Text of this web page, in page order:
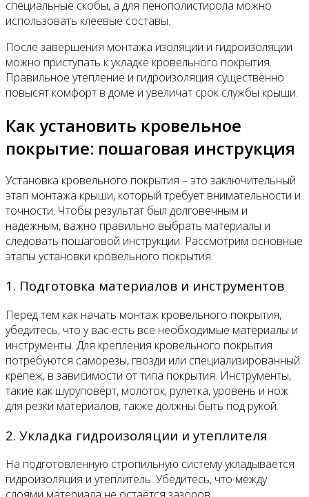
специальные скобы, а для пенополистирола можно
использовать клеевые составы.
После завершения монтажа изоляции и гидроизоляции
можно приступать к укладке кровельного покрытия.
Правильное утепление и гидроизоляция существенно
повысят комфорт в доме и увеличат срок службы крыши.
Как установить кровельное
покрытие: пошаговая инструкция
Установка кровельного покрытия – это заключительный
этап монтажа крыши, который требует внимательности и
точности. Чтобы результат был долговечным и
надежным, важно правильно выбрать материалы и
следовать пошаговой инструкции. Рассмотрим основные
этапы установки кровельного покрытия.
1. Подготовка материалов и инструментов
Перед тем как начать монтаж кровельного покрытия,
убедитесь, что у вас есть все необходимые материалы и
инструменты. Для крепления кровельного покрытия
потребуются саморезы, гвозди или специализированный
крепеж, в зависимости от типа покрытия. Инструменты,
такие как шуруповёрт, молоток, рулетка, уровень и нож
для резки материалов, также должны быть под рукой.
2. Укладка гидроизоляции и утеплителя
На подготовленную стропильную систему укладывается
гидроизоляция и утеплитель. Убедитесь, что между